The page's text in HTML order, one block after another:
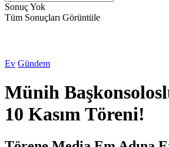
Sonuç Yok
Tüm Sonuçları Görüntüle
Ev Gündem
Münih
10 Kasım Töreni!